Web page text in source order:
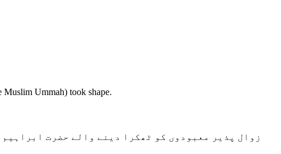
Muslim Ummah) took shape.
زوال پذیر معبودوں کو ٹھکرا دینے والے حضرت